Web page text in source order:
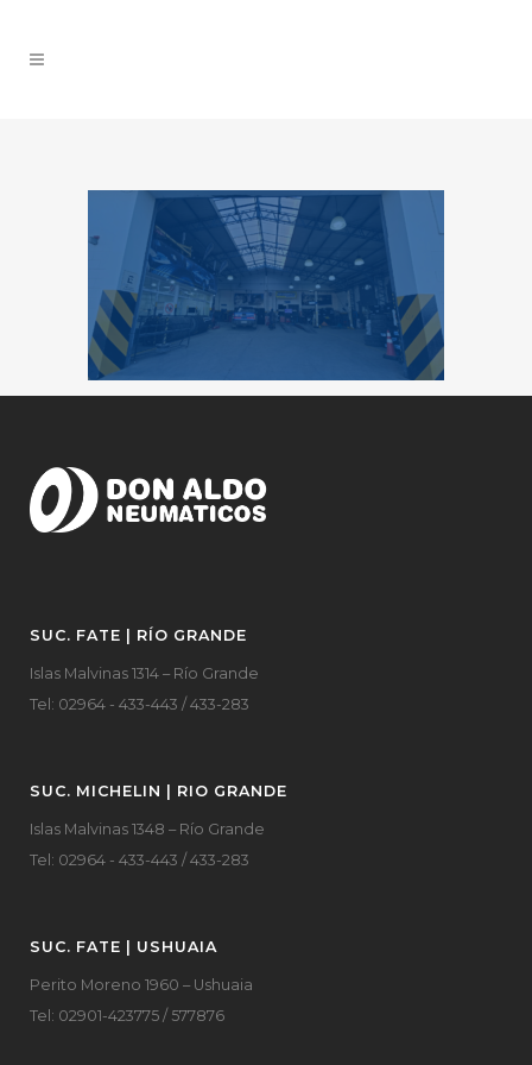
SUC. FATE | RÍO GRANDE
Islas Malvinas 1314 – Río Grande
Tel: 02964 - 433-443 / 433-283
SUC. MICHELIN | RIO GRANDE
Islas Malvinas 1348 – Río Grande
Tel: 02964 - 433-443 / 433-283
SUC. FATE | USHUAIA
Perito Moreno 1960 – Ushuaia
Tel: 02901-423775 / 577876